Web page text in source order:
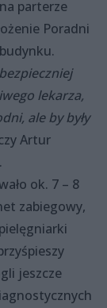
parterze
Poradni
lekarza,
ale by były
Artur
ok. 7 – 8
zabiegowy,
jeszcze